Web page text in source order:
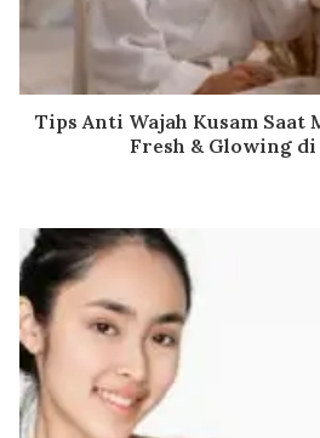
Tips Anti Wajah Kusam Saat
Fresh & Glowing